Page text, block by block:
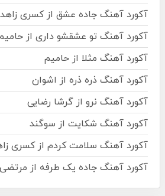
آکورد آهنگ جاده عشق از کسری
آکورد آهنگ تو عشقشو داری از
آکورد آهنگ مثلا از حامیم
آکورد آهنگ ذره ذره از اشوان
آکورد آهنگ نرو از گرشا رضایی
آکورد آهنگ شکایت از سوگند
آکورد آهنگ سلامت کردم از کسری
آکورد آهنگ جاده یک طرفه از